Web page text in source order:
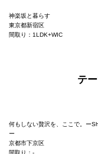
神楽坂と暮らす
東京都新宿区
間取り：1LDK+WIC
テ
何もしない贅沢を、ここで。ー
ー
京都市下京区
間取り：-